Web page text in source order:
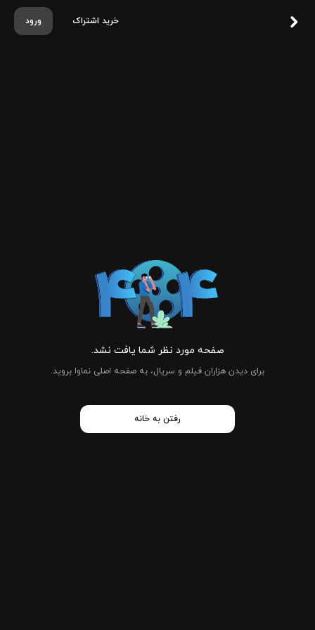
ورود خرید اشتراک
صفحه مورد نظر شما یافت نشد.
برای دیدن هزاران فیلم و سریال، به صفحه اصلی نماوا بروید.
رفتن به خانه